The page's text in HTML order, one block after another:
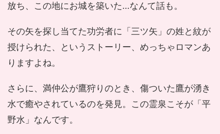
放ち、この地にお城を築いた…なんて話も。
その矢を探し当てた功労者に「三ツ矢」の姓と紋が
授けられた、というストーリー、めっちゃロマンあ
りますよね。
さらに、満仲公が鷹狩りのとき、傷ついた鷹が湧き
水で癒やされているのを発見。この霊泉こそが「平
野水」なんです。